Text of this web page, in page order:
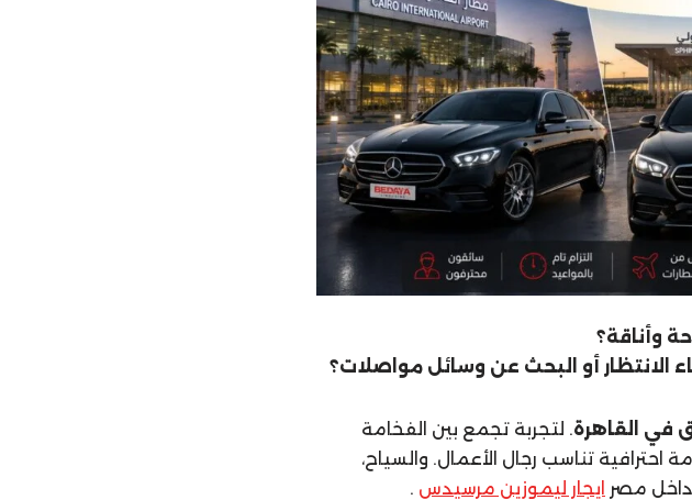
وأناقة؟
أو البحث عن وسائل مواصلات؟
. لتجربة تجمع بين الفخامة
احترافية تناسب رجال الأعمال. والسياح،
داخل مصر ايجار ليموزين مرسيدس .